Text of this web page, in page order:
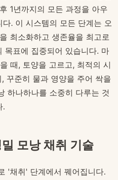
1년까지의 모든 과정을 아우
. 이 시스템의 모든 단계는 오
최소화하고 생존율을 최고로
목표에 집중되어 있습니다. 마
때, 토양을 고르고, 최적의 시
꾸준히 물과 영양을 주어 싹을
하나하나를 소중히 다루는 것
.
모낭 채취 기술
'채취' 단계에서 꿰어집니다.